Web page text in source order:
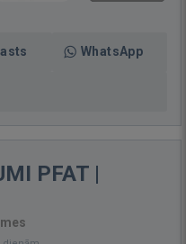
WhatsApp
PFAT |